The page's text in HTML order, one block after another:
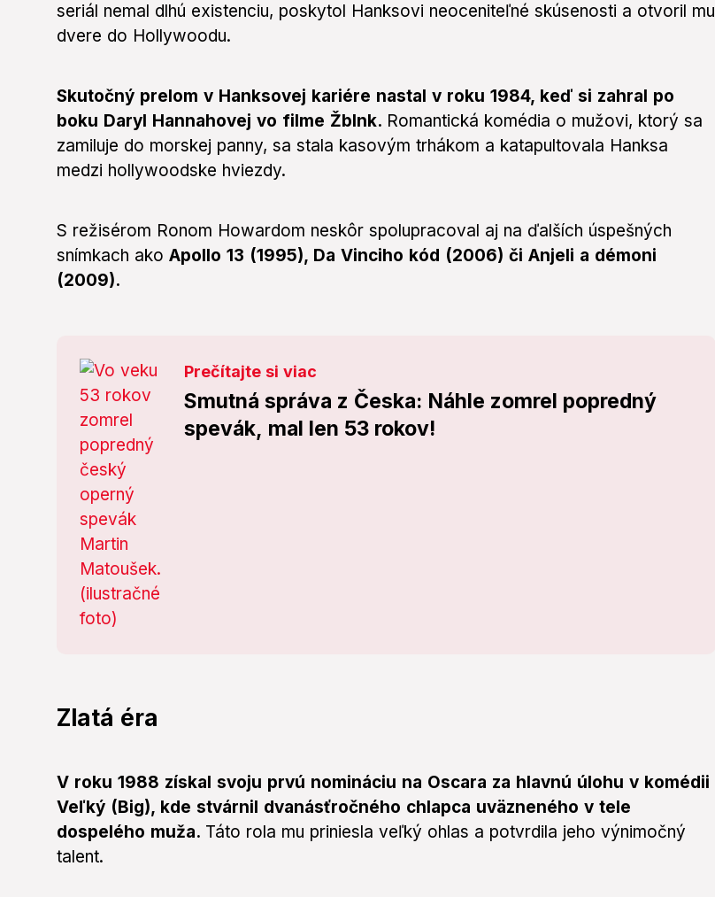
seriál nemal dlhú existenciu, poskytol Hanksovi neoceniteľné skúsenosti a otvoril mu
dvere do Hollywoodu.
Skutočný prelom v Hanksovej kariére nastal v roku 1984, keď si zahral po
boku Daryl Hannahovej vo filme Žblnk. Romantická komédia o mužovi, ktorý sa
zamiluje do morskej panny, sa stala kasovým trhákom a katapultovala Hanksa
medzi hollywoodske hviezdy.
S režisérom Ronom Howardom neskôr spolupracoval aj na ďalších úspešných
snímkach ako Apollo 13 (1995), Da Vinciho kód (2006) či Anjeli a démoni
(2009).
Prečítajte si viac
Smutná správa z Česka: Náhle zomrel popredný
spevák, mal len 53 rokov!
Zlatá éra
V roku 1988 získal svoju prvú nomináciu na Oscara za hlavnú úlohu v komédii
Veľký (Big), kde stvárnil dvanásťročného chlapca uväzneného v tele
dospelého muža. Táto rola mu priniesla veľký ohlas a potvrdila jeho výnimočný
talent.